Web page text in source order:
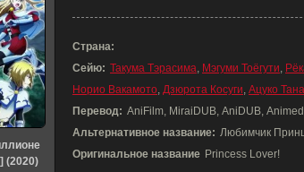
Страна:
Сейю: Такума Тэрасима, Мэгуми Тоёгути,
Норио Вакамото, Дзюрота Косуги, Ацуко
Перевод: AniFilm, MiraiDUB, AniDUB,
Альтернативное название: Любимчик
Оригинальное название Princess Lover!
(2020)